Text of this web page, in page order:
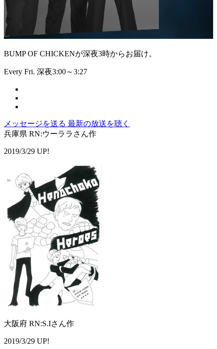
BUMP OF CHICKENが深夜3時からお届け。
Every Fri. 深夜3:00～3:27
メッセージを送る 最新の放送を聴く
兵庫県 RN:ウーララさん作
2019/3/29 UP!
大阪府 RN:S.Iさん作
2019/3/29 UP!